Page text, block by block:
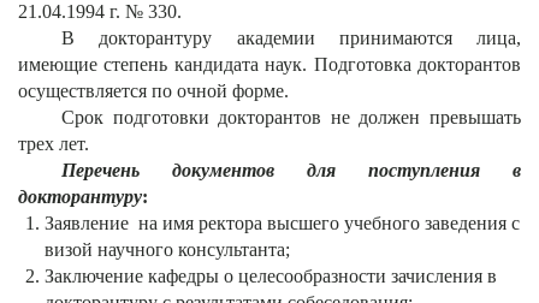
21.04.1994 г. № 330.
В докторантуру академии принимаются лица,
имеющие степень кандидата наук. Подготовка докторантов
осуществляется по очной форме.
Срок подготовки докторантов не должен превышать
трех лет.
Перечень документов для поступления в
докторантуру:
Заявление на имя ректора высшего учебного заведения с
визой научного консультанта;
Заключение кафедры о целесообразности зачисления в